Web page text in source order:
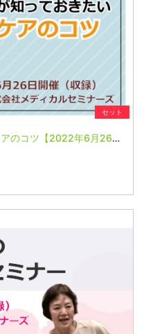
セット
🎥看護師が知っておくべき胃瘻ケアのコツ【2022年6月26日開催(収録)】